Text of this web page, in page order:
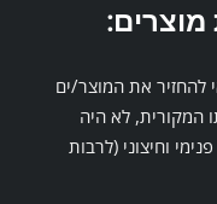
מוצרים:
להחזיר את המוצר/ים
המקורית, לא היה
וחיצוני (לרבות